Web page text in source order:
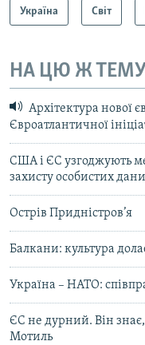
Україна Світ
НА ЦЮ Ж
Архітектура нової
Євроатлантичної
США і ЄС узгоджують
захисту особистих
Острів Придністров’я
Балкани: культура
Україна – НАТО:
ЄС не дурний. Він
Мотиль